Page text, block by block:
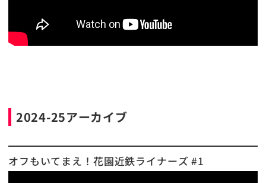
2024-25アーカイブ
オフもいてまえ！花園近鉄ライナーズ #1